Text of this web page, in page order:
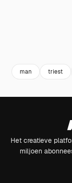
man triest
Het creatieve
miljoen